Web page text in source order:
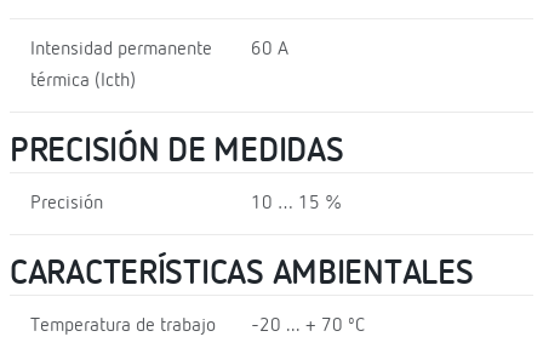
Intensidad permanente
térmica (Icth)
60 A
PRECISIÓN DE MEDIDAS
Precisión 10 … 15 %
CARACTERÍSTICAS AMBIENTALES
Temperatura de trabajo -20 ... + 70 ºC